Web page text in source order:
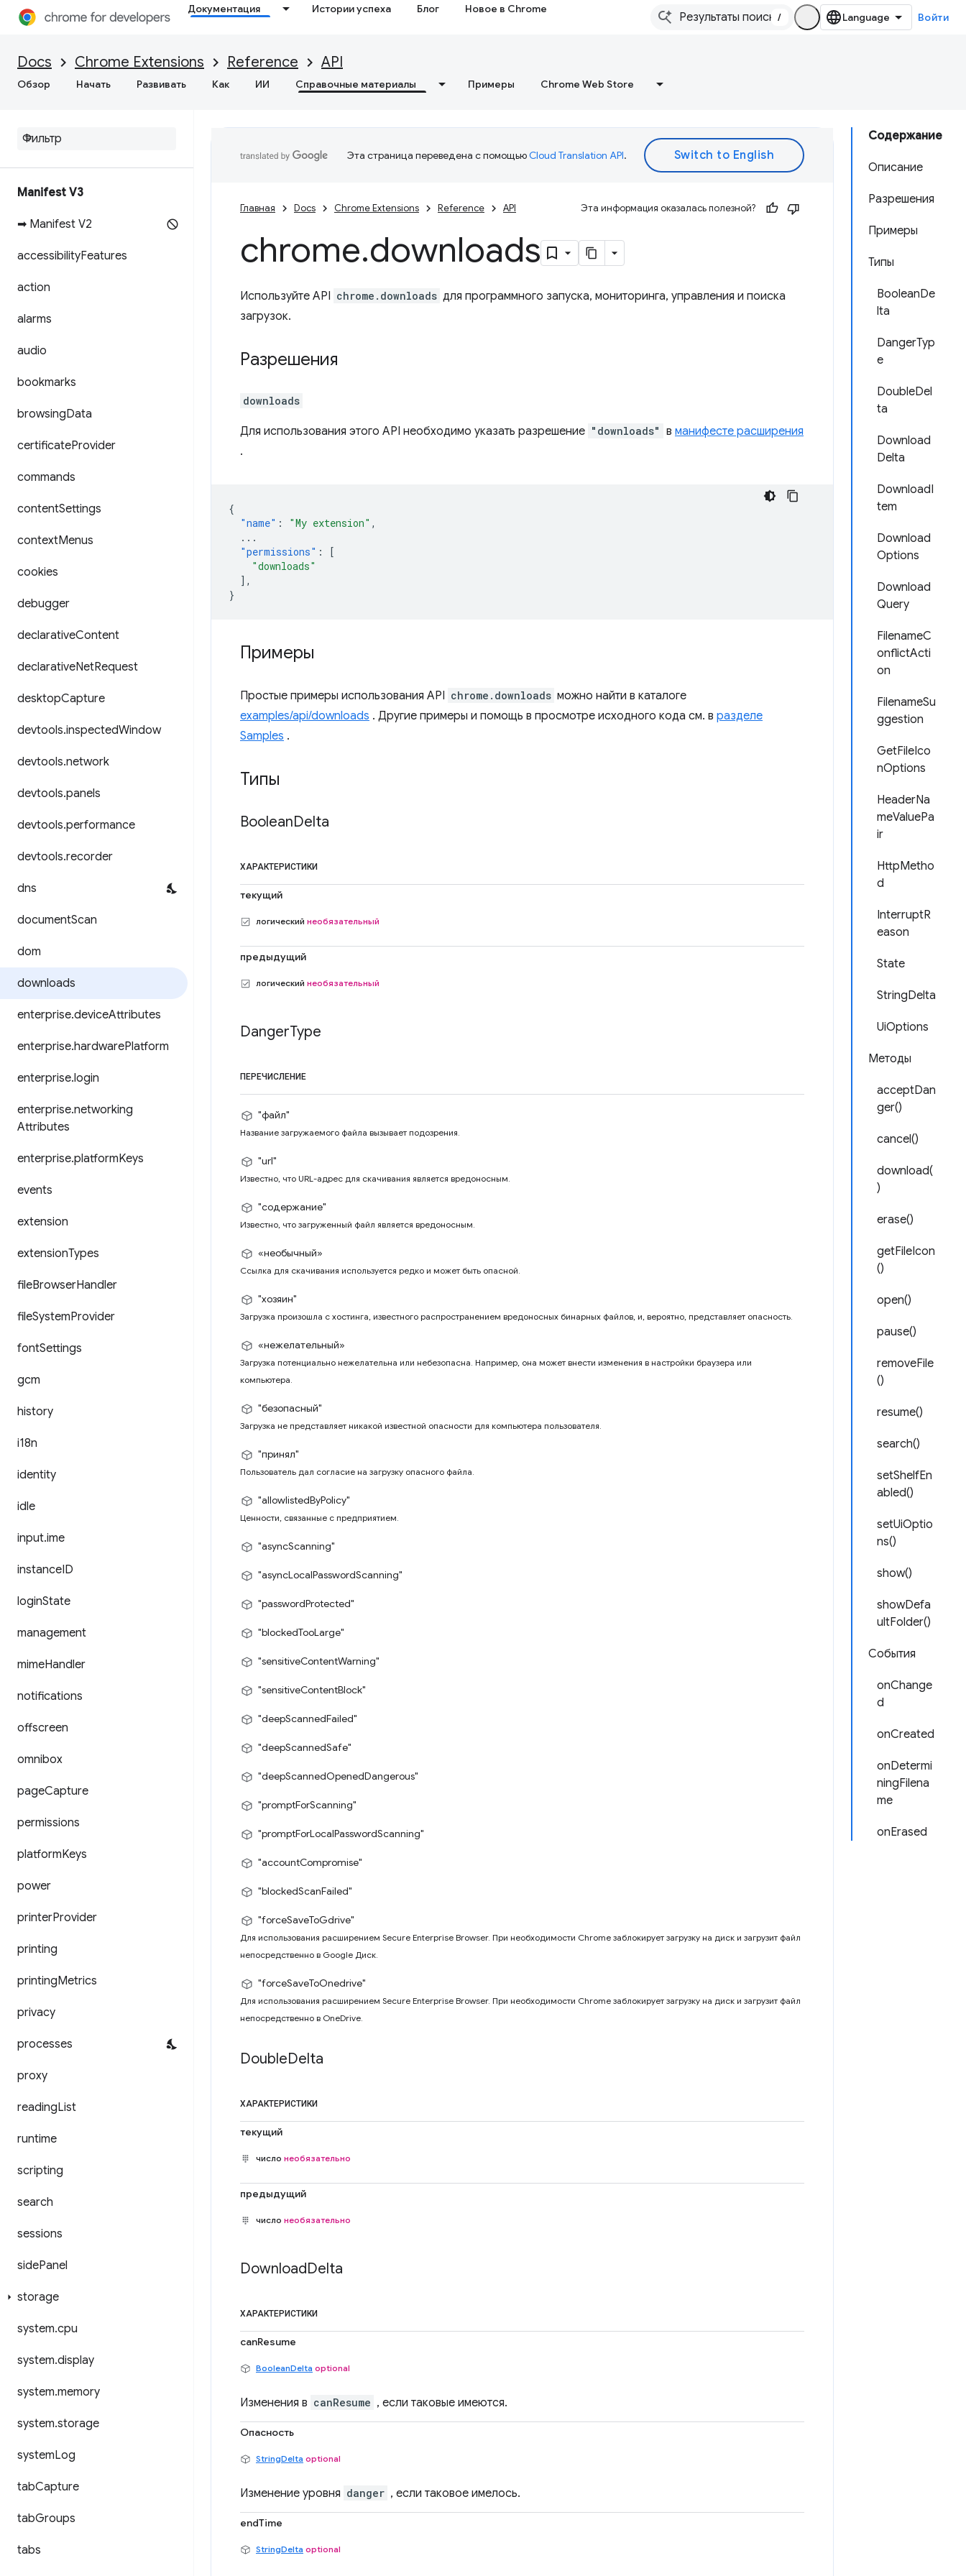
Документация Истории успеха Блог Новое в Chrome
/ Войти
Docs Chrome Extensions Reference API
Обзор Начать Развивать Как ИИ Справочные материалы Примеры Chrome Web Store
Manifest V3
➡ Manifest V2
accessibilityFeatures
action
alarms
audio
bookmarks
browsingData
certificateProvider
commands
contentSettings
contextMenus
cookies
debugger
declarativeContent
declarativeNetRequest
desktopCapture
devtools.inspectedWindow
devtools.network
devtools.panels
devtools.performance
devtools.recorder
dns
documentScan
dom
downloads
enterprise.deviceAttributes
enterprise.hardwarePlatform
enterprise.login
enterprise.networking
Attributes
enterprise.platformKeys
events
extension
extensionTypes
fileBrowserHandler
fileSystemProvider
fontSettings
gcm
history
i18n
identity
idle
input.ime
instanceID
loginState
management
mimeHandler
notifications
offscreen
omnibox
pageCapture
permissions
platformKeys
power
printerProvider
printing
printingMetrics
privacy
processes
proxy
readingList
runtime
scripting
search
sessions
sidePanel
storage
system.cpu
system.display
system.memory
system.storage
systemLog
tabCapture
tabGroups
tabs
Содержание
Описание
Разрешения
Примеры
Типы
BooleanDe
lta
DangerTyp
e
DoubleDel
ta
Download
Delta
DownloadI
tem
Download
Options
Download
Query
FilenameC
onflictActi
on
FilenameSu
ggestion
GetFileIco
nOptions
HeaderNa
meValuePa
ir
HttpMetho
d
InterruptR
eason
State
StringDelta
UiOptions
Методы
acceptDan
ger()
cancel()
download(
)
erase()
getFileIcon
()
open()
pause()
removeFile
()
resume()
search()
setShelfEn
abled()
setUiOptio
ns()
show()
showDefa
ultFolder()
События
onChange
d
onCreated
onDetermi
ningFilena
me
onErased
Эта страница переведена с помощьюCloud Translation API.
Главная Docs Chrome Extensions Reference API Эта информация оказалась полезной?
chrome.downloads
Используйте API chrome.downloads для программного запуска, мониторинга, управления и поиска
загрузок.
Разрешения
downloads
Для использования этого API необходимо указать разрешение "downloads" в манифесте расширения
.
{
"name" : "My extension" ,
...
"permissions" :
[
"downloads"
],
}
Примеры
Простые примеры использования API chrome.downloads можно найти в каталоге
examples/api/downloads . Другие примеры и помощь в просмотре исходного кода см. в разделе
Samples .
Типы
BooleanDelta
ХАРАКТЕРИСТИКИ
текущий
логический необязательный
предыдущий
логический необязательный
DangerType
ПЕРЕЧИСЛЕНИЕ
"файл"
Название загружаемого файла вызывает подозрения.
"url"
Известно, что URL-адрес для скачивания является вредоносным.
"содержание"
Известно, что загруженный файл является вредоносным.
«необычный»
Ссылка для скачивания используется редко и может быть опасной.
"хозяин"
Загрузка произошла с хостинга, известного распространением вредоносных бинарных файлов, и, вероятно, представляет опасность.
«нежелательный»
Загрузка потенциально нежелательна или небезопасна. Например, она может внести изменения в настройки браузера или
компьютера.
"безопасный"
Загрузка не представляет никакой известной опасности для компьютера пользователя.
"принял"
Пользователь дал согласие на загрузку опасного файла.
"allowlistedByPolicy"
Ценности, связанные с предприятием.
"asyncScanning"
"asyncLocalPasswordScanning"
"passwordProtected"
"blockedTooLarge"
"sensitiveContentWarning"
"sensitiveContentBlock"
"deepScannedFailed"
"deepScannedSafe"
"deepScannedOpenedDangerous"
"promptForScanning"
"promptForLocalPasswordScanning"
"accountCompromise"
"blockedScanFailed"
"forceSaveToGdrive"
Для использования расширением Secure Enterprise Browser. При необходимости Chrome заблокирует загрузку на диск и загрузит файл
непосредственно в Google Диск.
"forceSaveToOnedrive"
Для использования расширением Secure Enterprise Browser. При необходимости Chrome заблокирует загрузку на диск и загрузит файл
непосредственно в OneDrive.
DoubleDelta
ХАРАКТЕРИСТИКИ
текущий
число необязательно
предыдущий
число необязательно
DownloadDelta
ХАРАКТЕРИСТИКИ
canResume
BooleanDelta optional
Изменения в canResume , если таковые имеются.
Опасность
StringDelta optional
Изменение уровня danger , если таковое имелось.
endTime
StringDelta optional